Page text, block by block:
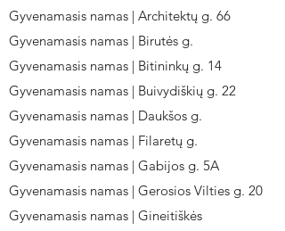
Gyvenamasis namas | Architektų g. 66
Gyvenamasis namas | Birutės g.
Gyvenamasis namas | Bitininkų g. 14
Gyvenamasis namas | Buivydiškių g. 22
Gyvenamasis namas | Daukšos g.
Gyvenamasis namas | Filaretų g.
Gyvenamasis namas | Gabijos g. 5A
Gyvenamasis namas | Gerosios Vilties g. 20
Gyvenamasis namas | Gineitiškės